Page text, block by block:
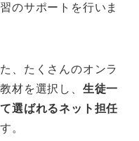
のサポートを行いま
、たくさんのオンラ
材を選択し、 生徒一
選ばれるネット担任
。